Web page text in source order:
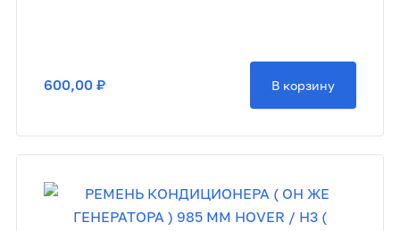
600,00 ₽ В корзину